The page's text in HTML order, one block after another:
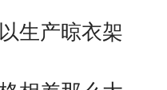
生产晾衣架